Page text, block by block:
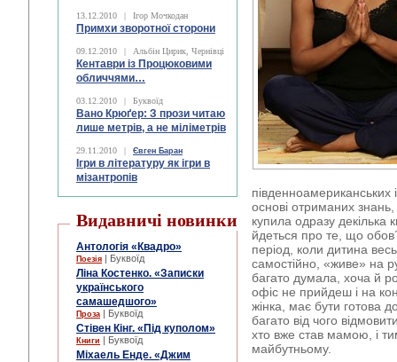
13.12.2010 | Ігор Мочкодан
Примхи зворотної сторони
09.12.2010 | Альбін Цирик, Чернівці
Кентаври із Процюковими
обличчями…
03.12.2010 | Буквоїд
Вано Крюґер: З прози читаю
лише метрів, а не міліметрів
29.11.2010 | Євген Баран
Ігри в літературу як ігри в
мізантропів
Видавничі новинки
Антологія «Квадро»
Поезія | Буквоїд
Ліна Костенко. «Записки
українського
самашедшого»
Проза | Буквоїд
Стівен Кінг. «Під куполом»
Книги | Буквоїд
Міхаель Енде. «Джим
південноамериканських
основі отриманих
купила одразу декілька
йдеться про те, що
період, коли дитина
самостійно, «живе» на
багато думала, хоча й
офіс не прийдеш і на
жінка, має бути готова
багато від чого
хто вже став мамою, і
майбутньому.